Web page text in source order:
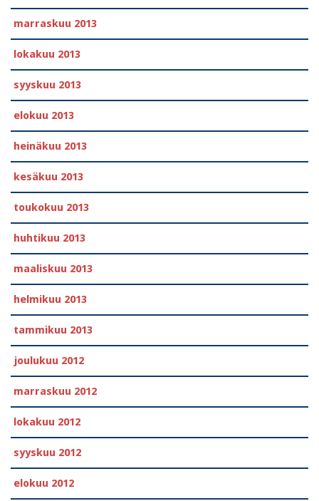
marraskuu 2013
lokakuu 2013
syyskuu 2013
elokuu 2013
heinäkuu 2013
kesäkuu 2013
toukokuu 2013
huhtikuu 2013
maaliskuu 2013
helmikuu 2013
tammikuu 2013
joulukuu 2012
marraskuu 2012
lokakuu 2012
syyskuu 2012
elokuu 2012